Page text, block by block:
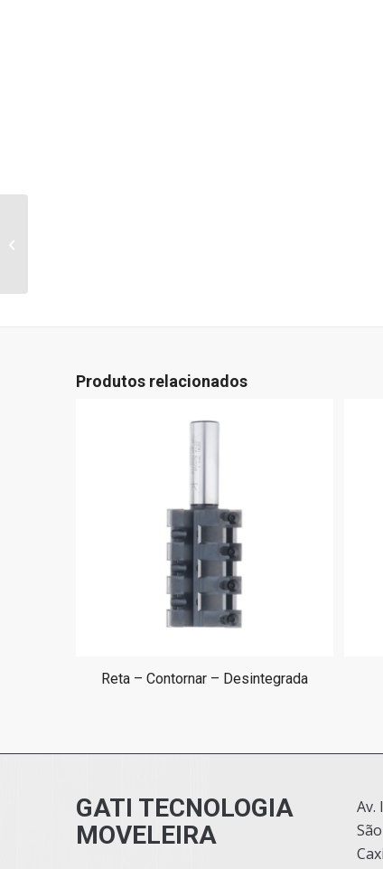
Produtos relacionados
Reta – Contornar – Desintegrada
GATI TECNOLOGIA
MOVELEIRA
Av.